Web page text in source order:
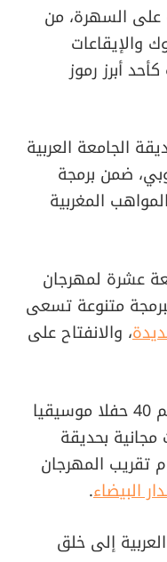
على السهرة، من
والإيقاعات
أبرز رموز
الجامعة العربية
ضمن برمجة
المغربية
عشرة لمهرجان
11 يوليوز، ببرمجة متنوعة تسعى
، والانفتاح على
وتتميز نسخة هذه السنة بتنظيم 40 حفلا موسيقيا
جانب 10 حفلات مجانية بحديقة
تقريب المهرجان
البيضاء.
إلى خلق